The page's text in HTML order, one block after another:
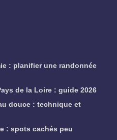
: planifier une randonnée
de la Loire : guide 2026
douce : technique et
: spots cachés peu